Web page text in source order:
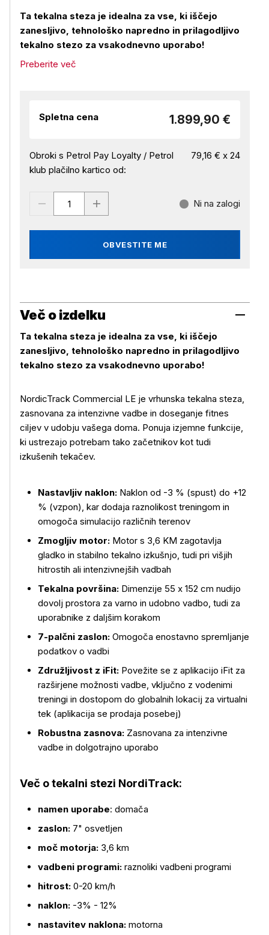
Ta tekalna steza je idealna za vse, ki iščejo
zanesljivo, tehnološko napredno in prilagodljivo
tekalno stezo za vsakodnevno uporabo!
Preberite več
Spletna cena 1.899,90 €
Obroki s Petrol Pay Loyalty / Petrol
klub plačilno kartico od:
79,16 € x 24
OBVESTITE ME
Ni na zalogi
Več o izdelku
Ta tekalna steza je idealna za vse, ki iščejo
zanesljivo, tehnološko napredno in prilagodljivo
tekalno stezo za vsakodnevno uporabo!
NordicTrack Commercial LE je vrhunska tekalna steza,
zasnovana za intenzivne vadbe in doseganje fitnes
ciljev v udobju vašega doma. Ponuja izjemne funkcije,
ki ustrezajo potrebam tako začetnikov kot tudi
izkušenih tekačev.
Nastavljiv naklon: Naklon od -3 % (spust) do +12
% (vzpon), kar dodaja raznolikost treningom in
omogoča simulacijo različnih terenov
Zmogljiv motor: Motor s 3,6 KM zagotavlja
gladko in stabilno tekalno izkušnjo, tudi pri višjih
hitrostih ali intenzivnejših vadbah
Tekalna površina: Dimenzije 55 x 152 cm nudijo
dovolj prostora za varno in udobno vadbo, tudi za
uporabnike z daljšim korakom
7-palčni zaslon: Omogoča enostavno spremljanje
podatkov o vadbi
Združljivost z iFit: Povežite se z aplikacijo iFit za
razširjene možnosti vadbe, vključno z vodenimi
treningi in dostopom do globalnih lokacij za virtualni
tek (aplikacija se prodaja posebej)
Robustna zasnova: Zasnovana za intenzivne
vadbe in dolgotrajno uporabo
Več o tekalni stezi NordiTrack:
namen uporabe: domača
zaslon: 7" osvetljen
moč motorja: 3,6 km
vadbeni programi: raznoliki vadbeni programi
hitrost: 0-20 km/h
naklon: -3% - 12%
nastavitev naklona: motorna